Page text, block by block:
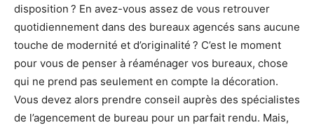
disposition ? En avez-vous assez de vous retrouver
quotidiennement dans des bureaux agencés sans aucune
touche de modernité et d’originalité ? C’est le moment
pour vous de penser à réaménager vos bureaux, chose
qui ne prend pas seulement en compte la décoration.
Vous devez alors prendre conseil auprès des spécialistes
de l’agencement de bureau pour un parfait rendu. Mais,